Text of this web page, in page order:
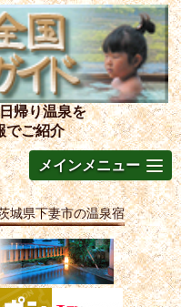
帰り温泉を
でご紹介
メインメニュー
城県下妻市の温泉宿